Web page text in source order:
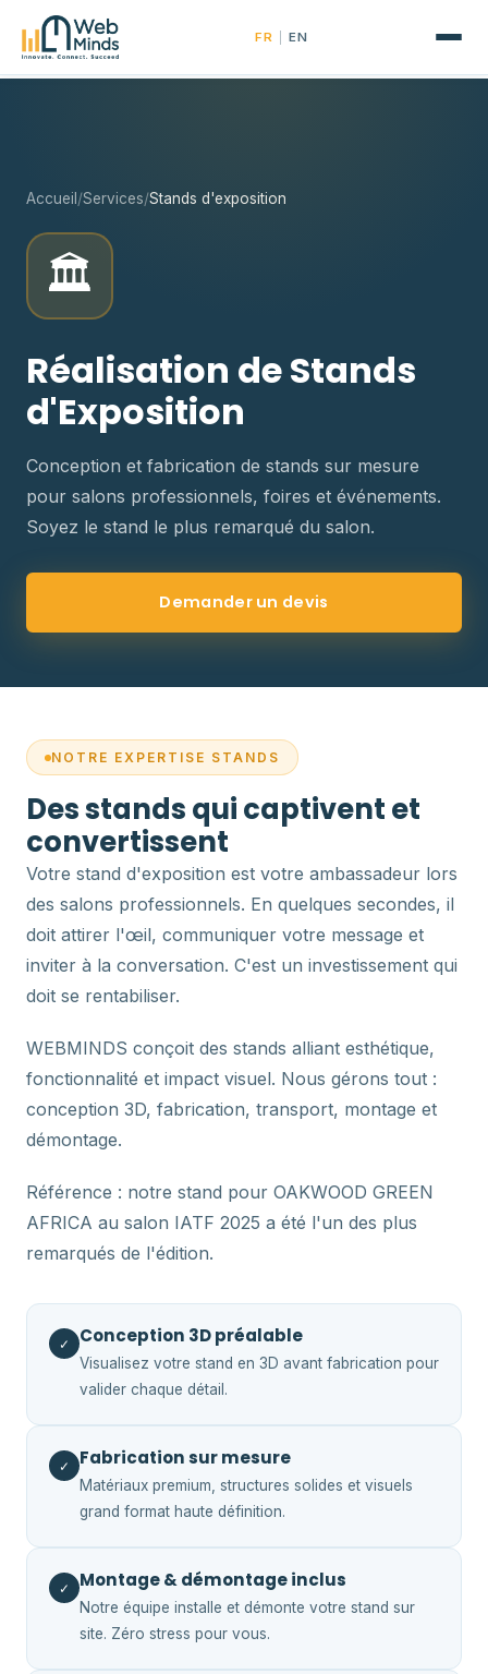
FR EN
Accueil /Services/Stands d'exposition
🏛️
Réalisation de Stands
d'Exposition
Conception et fabrication de stands sur mesure
pour salons professionnels, foires et événements.
Soyez le stand le plus remarqué du salon.
Demander un devis
NOTRE EXPERTISE STANDS
Des stands qui captivent et
convertissent
Votre stand d'exposition est votre ambassadeur lors
des salons professionnels. En quelques secondes, il
doit attirer l'œil, communiquer votre message et
inviter à la conversation. C'est un investissement qui
doit se rentabiliser.
WEBMINDS conçoit des stands alliant esthétique,
fonctionnalité et impact visuel. Nous gérons tout :
conception 3D, fabrication, transport, montage et
démontage.
Référence : notre stand pour OAKWOOD GREEN
AFRICA au salon IATF 2025 a été l'un des plus
remarqués de l'édition.
✓ Conception 3D préalable
Visualisez votre stand en 3D avant fabrication pour
valider chaque détail.
✓ Fabrication sur mesure
Matériaux premium, structures solides et visuels
grand format haute définition.
✓ Montage & démontage inclus
Notre équipe installe et démonte votre stand sur
site. Zéro stress pour vous.